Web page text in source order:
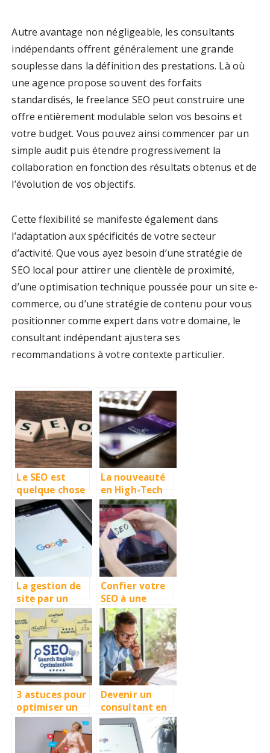
Autre avantage non négligeable, les consultants
indépendants offrent généralement une grande
souplesse dans la définition des prestations. Là où
une agence propose souvent des forfaits
standardisés, le freelance SEO peut construire une
offre entièrement modulable selon vos besoins et
votre budget. Vous pouvez ainsi commencer par un
simple audit puis étendre progressivement la
collaboration en fonction des résultats obtenus et de
l’évolution de vos objectifs.
Cette flexibilité se manifeste également dans
l’adaptation aux spécificités de votre secteur
d’activité. Que vous ayez besoin d’une stratégie de
SEO local pour attirer une clientèle de proximité,
d’une optimisation technique poussée pour un site e-
commerce, ou d’une stratégie de contenu pour vous
positionner comme expert dans votre domaine, le
consultant indépendant ajustera ses
recommandations à votre contexte particulier.
Le SEO est
quelque chose
qui a son poids
sur votre
La nouveauté
en High-Tech
pour cette
année 2020
La gestion de
site par un
référenceur
professionnel,
comment ça
marche ?
Confier votre
SEO à une
équipe
d’experts
3 astuces pour
optimiser un
texte pour le
Devenir un
consultant en
référencement
, le nécessaire
à savoir